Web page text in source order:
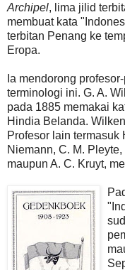
Archipel, lima jilid
membuat kata
terbitan Penang ke
Eropa.
Ia mendorong
terminologi ini. G. A.
pada 1885 memakai
Hindia Belanda.
Profesor lain termasuk
Niemann, C. M.
maupun A. C. Kruyt,